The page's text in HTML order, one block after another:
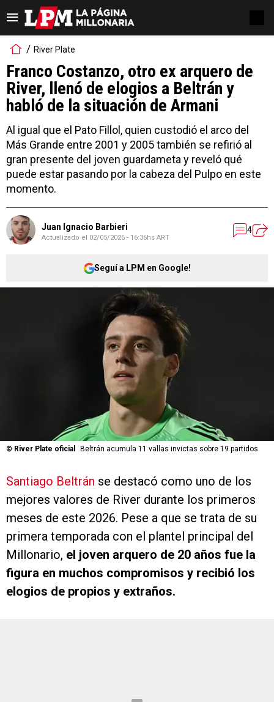
River Plate
Franco Costanzo, otro ex arquero de
River, llenó de elogios a Beltrán y
habló de la situación de Armani
Al igual que el Pato Fillol, quien custodió el arco del
Más Grande entre 2001 y 2005 también se refirió al
gran presente del joven guardameta y reveló qué
puede estar pasando por la cabeza del Pulpo en este
momento.
Juan Ignacio Barbieri
Actualizado el 02/05/2026 - 16:36hs ART
4
Seguí a LPM en Google!
© River Plate oficial Beltrán acumula 11 vallas invictas sobre 19 partidos.
Santiago Beltrán se destacó como uno de los
mejores valores de River durante los primeros
meses de este 2026. Pese a que se trata de su
primera temporada con el plantel principal del
Millonario, el joven arquero de 20 años fue la
figura en muchos compromisos y recibió los
elogios de propios y extraños.